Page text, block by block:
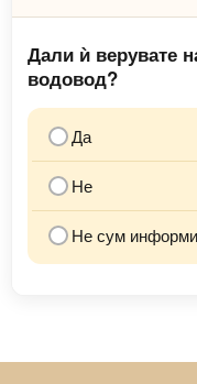
Дали ѝ верувате
водовод?
Да
Не
Не сум